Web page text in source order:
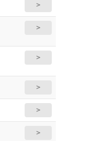
＞
＞
＞
＞
＞
＞